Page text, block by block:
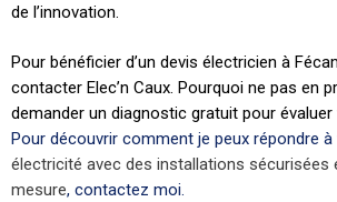
de l’innovation.
Pour bénéficier d’un devis électricien à
contacter Elec’n Caux. Pourquoi ne pas en
demander un diagnostic gratuit pour évaluer
Pour découvrir comment je peux répondre à
électricité avec des installations sécurisées
mesure, contactez moi.